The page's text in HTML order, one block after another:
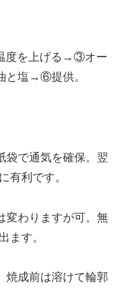
度を上げる→③オー
塩→⑥提供。
袋で通気を確保。翌
有利です。
変わりますが可。無
ます。
焼成前は溶けて輪郭